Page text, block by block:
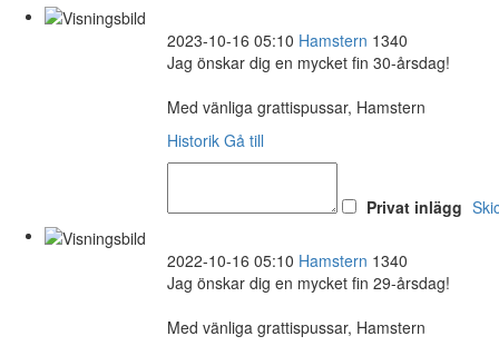
2023-10-16 05:10 Hamstern 1340
Jag önskar dig en mycket fin 30-årsdag!
Med vänliga grattispussar, Hamstern
Historik Gå till
Privat inlägg
2022-10-16 05:10 Hamstern 1340
Jag önskar dig en mycket fin 29-årsdag!
Med vänliga grattispussar, Hamstern